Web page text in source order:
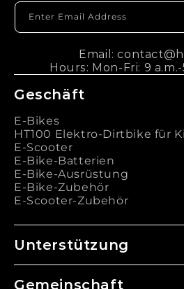
Enter Email Address
Email:
Hours: Mon-Fri: 9
Geschäft
E-Bikes
HT100 Elektro-Dirtbike für
E-Scooter
E-Bike-Batterien
E-Bike-Ausrüstung
E-Bike-Zubehör
E-Scooter-Zubehör
Unterstützung
Gemeinschaft